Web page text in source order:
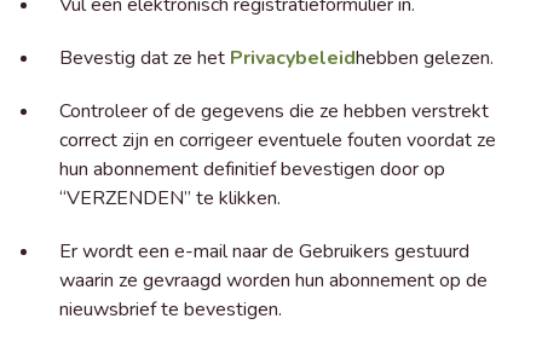
Bevestig dat ze het Privacybeleidhebben gelezen.
Controleer of de gegevens die ze hebben verstrekt
correct zijn en corrigeer eventuele fouten voordat ze
hun abonnement definitief bevestigen door op
“VERZENDEN” te klikken.
Er wordt een e-mail naar de Gebruikers gestuurd
waarin ze gevraagd worden hun abonnement op de
nieuwsbrief te bevestigen.